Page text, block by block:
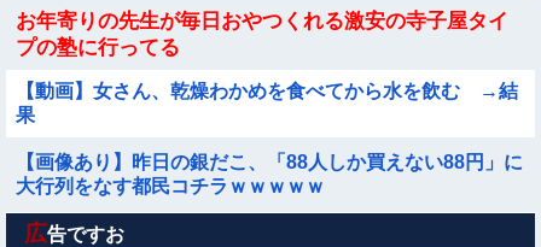
お年寄りの先生が毎日おやつくれる激安の寺子屋タイ
プの塾に行ってる
【動画】女さん、乾燥わかめを食べてから水を飲む →結
果
【画像あり】昨日の銀だこ、「88人しか買えない88円」に
大行列をなす都民コチラｗｗｗｗｗ
結局、ヒョロガリってなんで体鍛えないの?????
広告ですお